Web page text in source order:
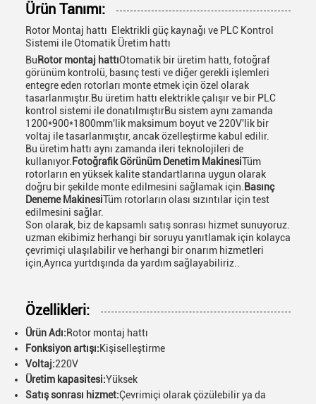
Ürün Tanımı:
Rotor Montaj hattı ️ Elektrikli güç kaynağı ve PLC Kontrol
Sistemi ile Otomatik Üretim hattı
Bu Rotor montaj hattıOtomatik bir üretim hattı, fotoğraf
görünüm kontrolü, basınç testi ve diğer gerekli işlemleri
entegre eden rotorları monte etmek için özel olarak
tasarlanmıştır.Bu üretim hattı elektrikle çalışır ve bir PLC
kontrol sistemi ile donatılmıştırBu sistem aynı zamanda
1200*900*1800mm'lik maksimum boyut ve 220V'lik bir
voltaj ile tasarlanmıştır, ancak özelleştirme kabul edilir.
Bu üretim hattı aynı zamanda ileri teknolojileri de
kullanıyor. Fotoğrafik Görünüm Denetim MakinesiTüm
rotorların en yüksek kalite standartlarına uygun olarak
doğru bir şekilde monte edilmesini sağlamak için. Basınç
Deneme MakinesiTüm rotorların olası sızıntılar için test
edilmesini sağlar.
Son olarak, biz de kapsamlı satış sonrası hizmet sunuyoruz.
uzman ekibimiz herhangi bir soruyu yanıtlamak için kolayca
çevrimiçi ulaşılabilir ve herhangi bir onarım hizmetleri
için,Ayrıca yurtdışında da yardım sağlayabiliriz..
Özellikleri:
Ürün Adı:Rotor montaj hattı
Fonksiyon artışı:Kişiselleştirme
Voltaj:220V
Üretim kapasitesi:Yüksek
Satış sonrası hizmet:Çevrimiçi olarak çözülebilir ya da